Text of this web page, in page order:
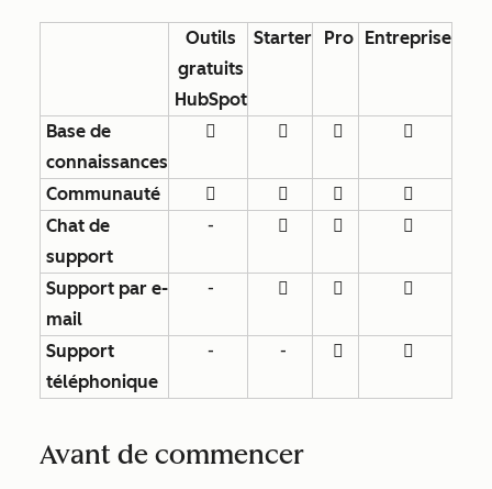
Outils
gratuits
HubSpot
Starter Pro Entreprise
Base de
connaissances
   
Communauté   

Chat de
support
-   
Support par e-
mail
-   
Support
téléphonique
- -  
Avant de commencer